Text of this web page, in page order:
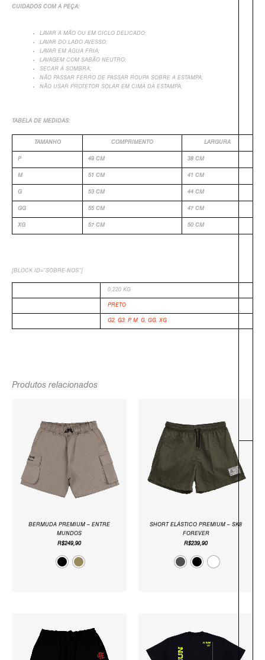
CUIDADOS COM A PEÇA:
LAVAR À MÃO OU EM CICLO DELICADO;
LAVAR DO LADO AVESSO;
LAVAR EM ÁGUA FRIA;
LAVAGEM COM SABÃO NEUTRO;
SECAR Á SOMBRA;
NÃO PASSAR FERRO DE PASSAR ROUPA SOBRE A ESTAMPA;
NÃO USAR PROTETOR SOLAR EM CIMA DA ESTAMPA;
TABELA DE MEDIDAS:
TAMANHO COMPRIMENTO LARGURA
P 49 CM 38 CM
M 51 CM 41 CM
G 53 CM 44 CM
GG 55 CM 47 CM
XG 57 CM 50 CM
[BLOCK ID=”SOBRE-NOS”]
0,220 KG
PRETO
G2,G3,P,M,G,GG,XG
Produtos relacionados
BERMUDA PREMIUM – ENTRE
MUNDOS
R$249,90
SHORT ELÁSTICO PREMIUM – SK8
FOREVER
R$239,90